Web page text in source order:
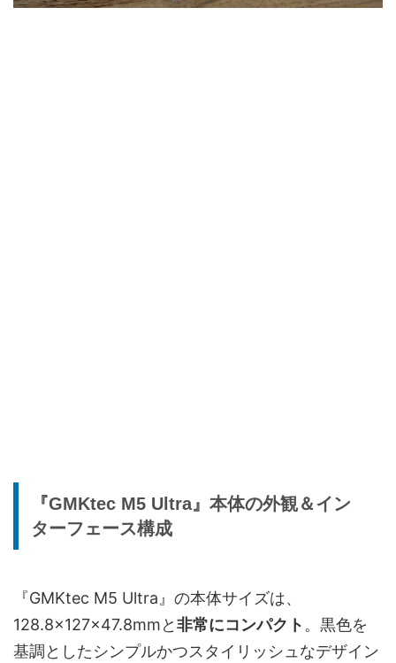
『GMKtec M5 Ultra』本体の外観＆イン
ターフェース構成
『GMKtec M5 Ultra』の本体サイズは、
128.8×127×47.8mmと非常にコンパクト 。黒色を
基調としたシンプルかつスタイリッシュなデザイン